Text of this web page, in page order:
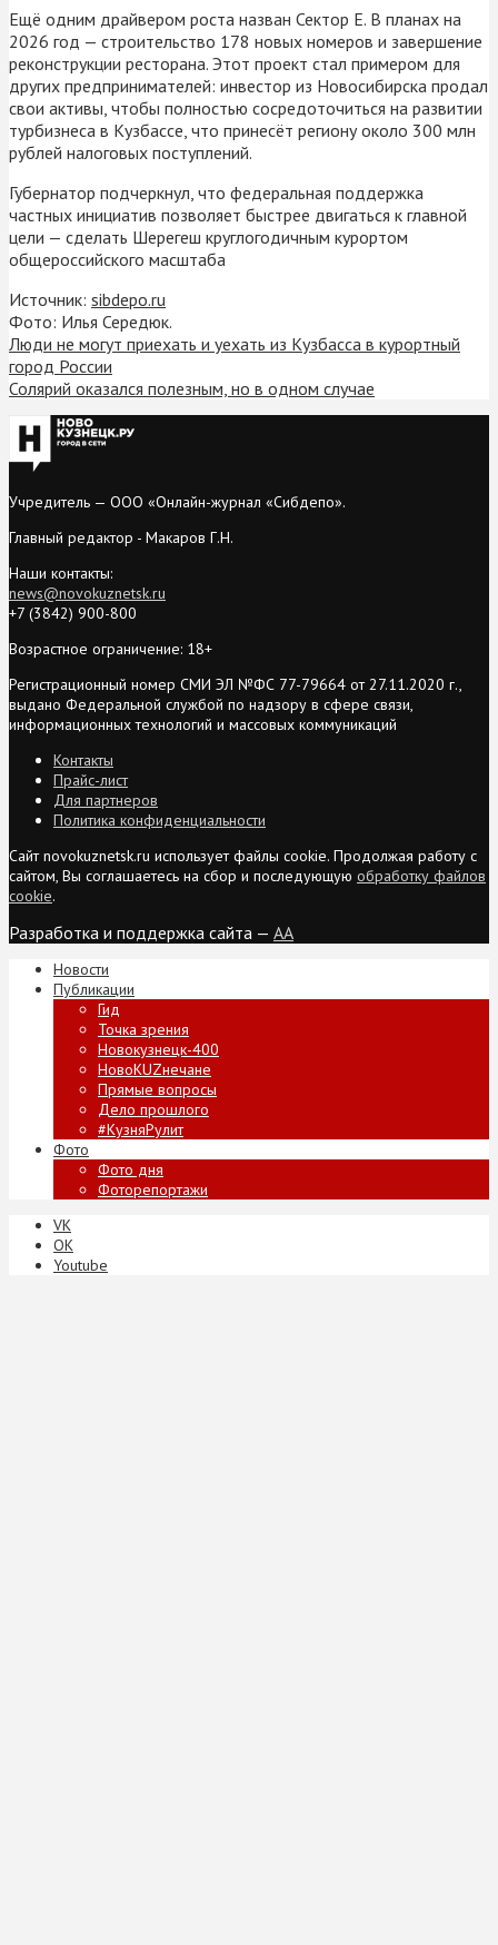
Ещё одним драйвером роста назван Сектор Е. В планах на
2026 год — строительство 178 новых номеров и завершение
реконструкции ресторана. Этот проект стал примером для
других предпринимателей: инвестор из Новосибирска продал
свои активы, чтобы полностью сосредоточиться на развитии
турбизнеса в Кузбассе, что принесёт региону около 300 млн
рублей налоговых поступлений.
Губернатор подчеркнул, что федеральная поддержка
частных инициатив позволяет быстрее двигаться к главной
цели — сделать Шерегеш круглогодичным курортом
общероссийского масштаба
Источник: sibdepo.ru
Фото: Илья Середюк.
Люди не могут приехать и уехать из Кузбасса в курортный
город России
Солярий оказался полезным, но в одном случае
Учредитель — ООО «Онлайн-журнал «Сибдепо».
Главный редактор - Макаров Г.Н.
Наши контакты:
news@novokuznetsk.ru
+7 (3842) 900-800
Возрастное ограничение: 18+
Регистрационный номер СМИ ЭЛ №ФС 77-79664 от 27.11.2020 г.,
выдано Федеральной службой по надзору в сфере связи,
информационных технологий и массовых коммуникаций
Контакты
Прайс-лист
Для партнеров
Политика конфиденциальности
Сайт novokuznetsk.ru использует файлы cookie. Продолжая работу с
сайтом, Вы соглашаетесь на сбор и последующую обработку файлов
cookie.
Разработка и поддержка сайта — AA
Новости
Публикации
Гид
Точка зрения
Новокузнецк-400
НовоKUZнечане
Прямые вопросы
Дело прошлого
#КузняРулит
Фото
Фото дня
Фоторепортажи
VK
ОК
Youtube